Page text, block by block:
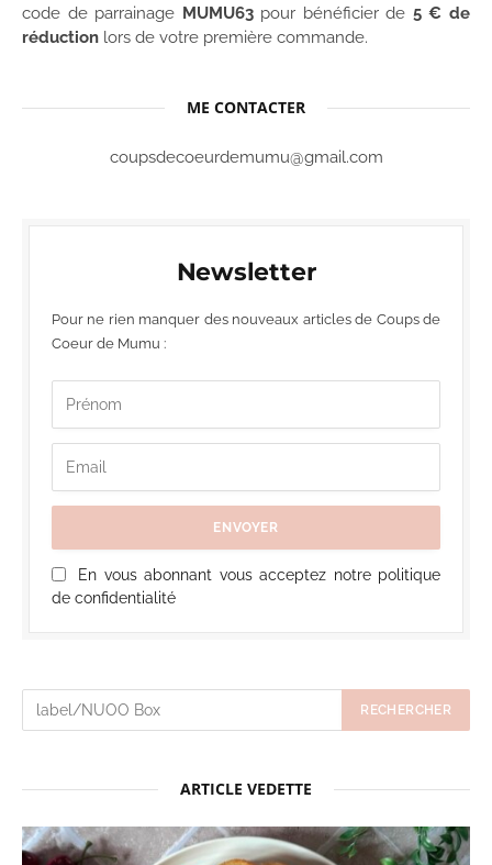
code de parrainage MUMU63pour bénéficier de 5 € de
réduction lors de votre première commande.
ME CONTACTER
coupsdecoeurdemumu@gmail.com
Newsletter
Pour ne rien manquer des nouveaux articles de Coups de
Coeur de Mumu :
En vous abonnant vous acceptez notre politique
de confidentialité
ARTICLE VEDETTE